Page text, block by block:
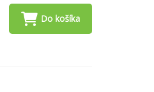
Do košíka